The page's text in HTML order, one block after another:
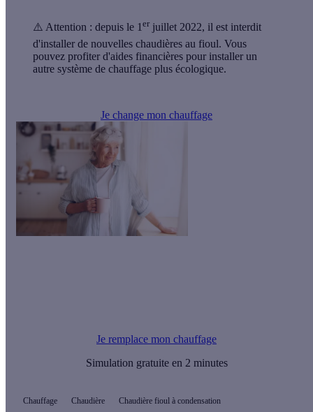
⚠️ Attention : depuis le 1 er juillet 2022, il est interdit
d'installer de nouvelles chaudières au fioul. Vous
pouvez profiter d'aides financières pour installer un
autre système de chauffage plus écologique.
Je change mon chauffage
Je remplace mon chauffage
Simulation gratuite en 2 minutes
Chauffage Chaudière Chaudière fioul à condensation